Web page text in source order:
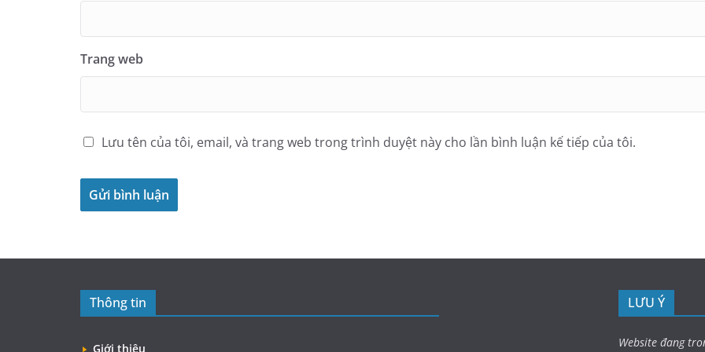
Trang web
Lưu tên của tôi, email, và trang web trong trình duyệt này cho lần bình luận kế tiếp của tôi.
Thông tin
Giới thiệu
LƯU Ý
Website đang